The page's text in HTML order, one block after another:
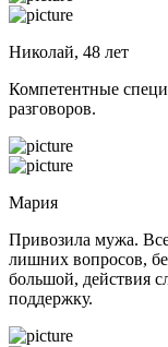
Николай, 48 лет
Компетентные
разговоров.
Мария
Привозила мужа.
лишних вопросов,
большой, действия
поддержку.